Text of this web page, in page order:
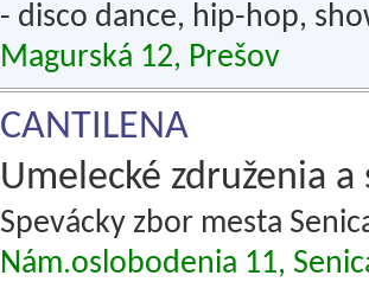
- disco dance, hip-hop,
Magurská 12, Prešov
CANTILENA
Umelecké združenia a
Spevácky zbor mesta
Nám.oslobodenia 11,